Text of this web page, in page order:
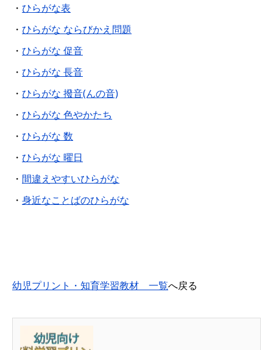
・ ひらがな表
・ ひらがな ならびかえ問題
・ ひらがな 促音
・ ひらがな 長音
・ ひらがな 撥音(んの音)
・ ひらがな 色やかたち
・ ひらがな 数
・ ひらがな 曜日
・ 間違えやすいひらがな
・ 身近なことばのひらがな
幼児プリント・知育学習教材 一覧へ戻る